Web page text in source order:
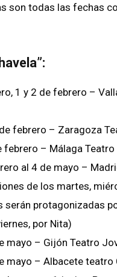
son todas las fechas
1 y 2 de febrero –
febrero – Zaragoza
febrero – Málaga Teatro
al 4 de mayo –
de los martes,
serán protagonizadas
por Nita)
mayo – Gijón Teatro
mayo – Albacete teatro